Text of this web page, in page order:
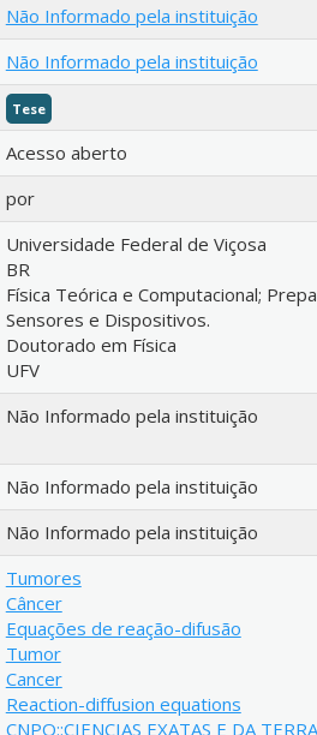
Não Informado pela instituição
Não Informado pela instituição
Tese
Acesso aberto
por
Universidade Federal de Viçosa
BR
Física Teórica e Computacional;
Sensores e Dispositivos.
Doutorado em Física
UFV
Não Informado pela instituição
Não Informado pela instituição
Não Informado pela instituição
Tumores
Câncer
Equações de reação-difusão
Tumor
Cancer
Reaction-diffusion equations
CNPQ::CIENCIAS EXATAS E DA